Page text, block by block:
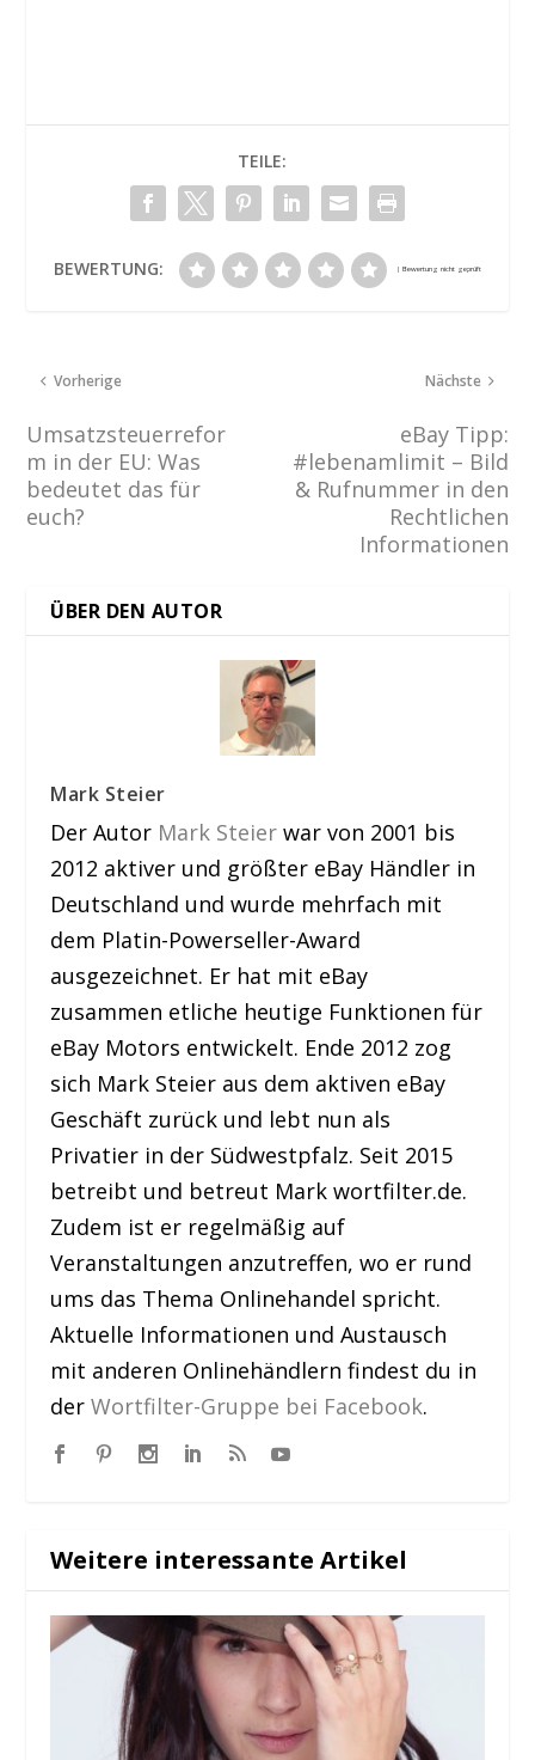
TEILE:
BEWERTUNG:
Vorherige
Umsatzsteuerrefor
m in der EU: Was
bedeutet das für
euch?
Nächste
eBay Tipp:
#lebenamlimit – Bild
& Rufnummer in den
Rechtlichen
Informationen
ÜBER DEN AUTOR
Mark Steier
Der Autor Mark Steier war von 2001 bis
2012 aktiver und größter eBay Händler in
Deutschland und wurde mehrfach mit
dem Platin-Powerseller-Award
ausgezeichnet. Er hat mit eBay
zusammen etliche heutige Funktionen für
eBay Motors entwickelt. Ende 2012 zog
sich Mark Steier aus dem aktiven eBay
Geschäft zurück und lebt nun als
Privatier in der Südwestpfalz. Seit 2015
betreibt und betreut Mark wortfilter.de.
Zudem ist er regelmäßig auf
Veranstaltungen anzutreffen, wo er rund
ums das Thema Onlinehandel spricht.
Aktuelle Informationen und Austausch
mit anderen Onlinehändlern findest du in
derWortfilter-Gruppe bei Facebook.
Weitere interessante Artikel